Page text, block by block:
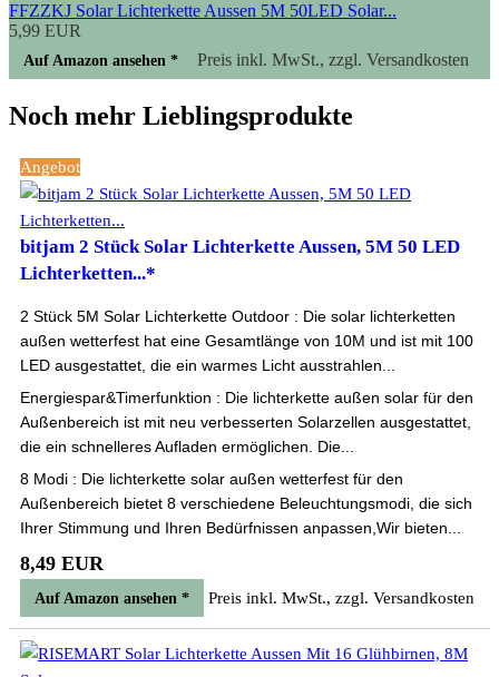
FFZZKJ Solar Lichterkette Aussen 5M 50LED Solar...
5,99 EUR
Auf Amazon ansehen * Preis inkl. MwSt., zzgl. Versandkosten
Noch mehr Lieblingsprodukte
Angebot
bitjam 2 Stück Solar Lichterkette Aussen, 5M 50 LED
Lichterketten...*
2 Stück 5M Solar Lichterkette Outdoor : Die solar lichterketten
außen wetterfest hat eine Gesamtlänge von 10M und ist mit 100
LED ausgestattet, die ein warmes Licht ausstrahlen...
Energiespar&Timerfunktion : Die lichterkette außen solar für den
Außenbereich ist mit neu verbesserten Solarzellen ausgestattet,
die ein schnelleres Aufladen ermöglichen. Die...
8 Modi : Die lichterkette solar außen wetterfest für den
Außenbereich bietet 8 verschiedene Beleuchtungsmodi, die sich
Ihrer Stimmung und Ihren Bedürfnissen anpassen,Wir bieten...
8,49 EUR
Auf Amazon ansehen * Preis inkl. MwSt., zzgl. Versandkosten